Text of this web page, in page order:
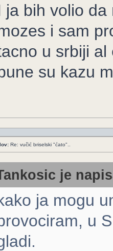
ja bih volio
i sam
u srbiji al
su kazu
Re: vučić briselski "ćato"..
je
ja mogu
u